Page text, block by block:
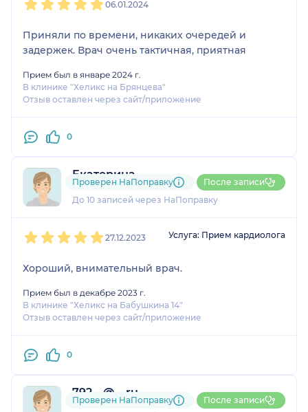
06.01.2024
Приняли по времени, никаких очередей и
задержек. Врач очень тактичная, приятная
Прием был в январе 2024 г.
В клинике "Хеликс на Брянцева"
Отзыв оставлен через сайт/приложение
0
Екатерина
3 отзыва
До 10 записей через НаПоправку
Проверен НаПоправку После записи
27.12.2023 Услуга: Прием кардиолога
Хороший, внимательный врач.
Прием был в декабре 2023 г.
В клинике "Хеликс на Бабушкина 14"
Отзыв оставлен через сайт/приложение
0
792....@....ru
3 отзываи 4 оценки
Проверен НаПоправку После записи